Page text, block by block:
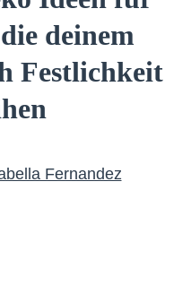
deinem
Festlichkeit
Fernandez